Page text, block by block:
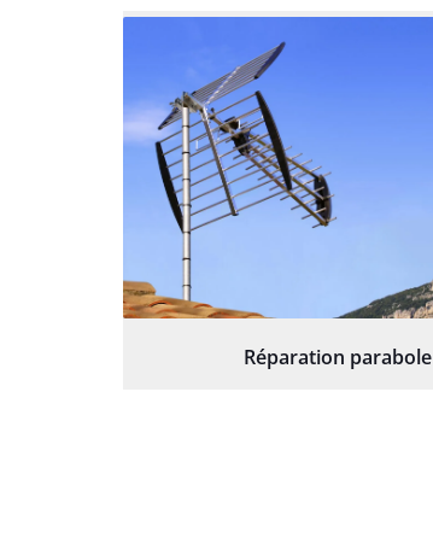
Réparation parabole